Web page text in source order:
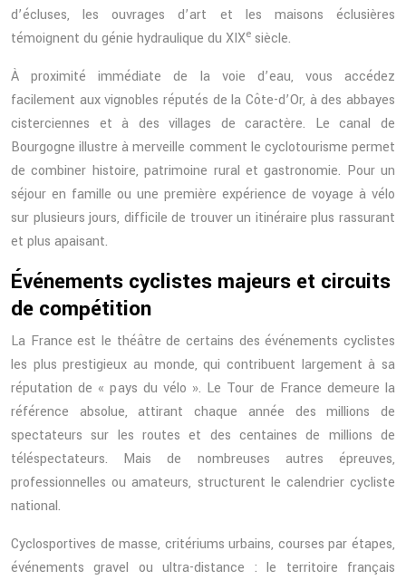
d’écluses, les ouvrages d’art et les maisons éclusières
témoignent du génie hydraulique du XIXe siècle.
À proximité immédiate de la voie d’eau, vous accédez
facilement aux vignobles réputés de la Côte-d’Or, à des abbayes
cisterciennes et à des villages de caractère. Le canal de
Bourgogne illustre à merveille comment le cyclotourisme permet
de combiner histoire, patrimoine rural et gastronomie. Pour un
séjour en famille ou une première expérience de voyage à vélo
sur plusieurs jours, difficile de trouver un itinéraire plus rassurant
et plus apaisant.
Événements cyclistes majeurs et circuits
de compétition
La France est le théâtre de certains des événements cyclistes
les plus prestigieux au monde, qui contribuent largement à sa
réputation de « pays du vélo ». Le Tour de France demeure la
référence absolue, attirant chaque année des millions de
spectateurs sur les routes et des centaines de millions de
téléspectateurs. Mais de nombreuses autres épreuves,
professionnelles ou amateurs, structurent le calendrier cycliste
national.
Cyclosportives de masse, critériums urbains, courses par étapes,
événements gravel ou ultra-distance : le territoire français